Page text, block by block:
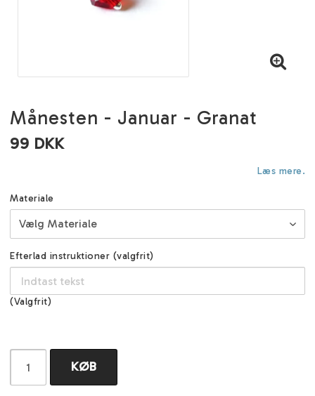
Månesten - Januar - Granat
99 DKK
Læs mere.
Materiale
Efterlad instruktioner (valgfrit)
(Valgfrit)
KØB